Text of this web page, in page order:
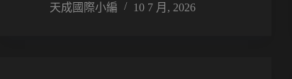
天成國際小編
10 7 月, 2026